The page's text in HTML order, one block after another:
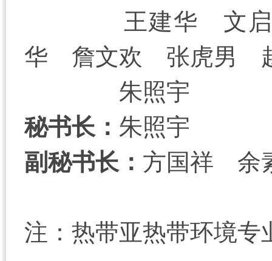
王建华 文
华 詹文欢 张虎男
朱照宇
秘书长： 朱照宇
副秘书长： 方国祥 余
注：热带亚热带环境专